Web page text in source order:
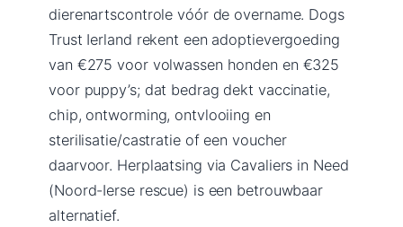
dierenartscontrole vóór de overname. Dogs
Trust Ierland rekent een adoptievergoeding
van €275 voor volwassen honden en €325
voor puppy’s; dat bedrag dekt vaccinatie,
chip, ontworming, ontvlooiing en
sterilisatie/castratie of een voucher
daarvoor. Herplaatsing via Cavaliers in Need
(Noord-Ierse rescue) is een betrouwbaar
alternatief.